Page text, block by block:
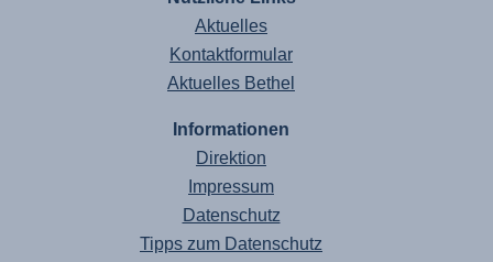
Aktuelles
Kontaktformular
Aktuelles Bethel
Informationen
Direktion
Impressum
Datenschutz
Tipps zum Datenschutz